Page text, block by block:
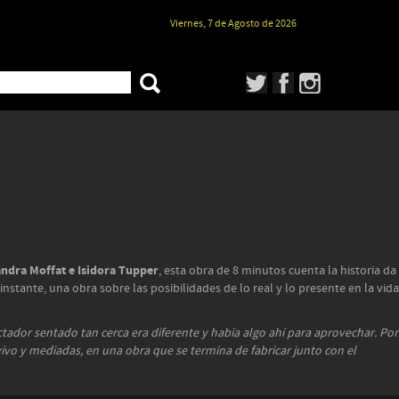
Viernes, 7 de Agosto de 2026
Moffat e Isidora Tupper, esta obra de 8 minutos cuenta la historia da
una obra sobre las posibilidades de lo real y lo presente en la vida
sentado tan cerca era diferente y había algo ahí para aprovechar. Por
y mediadas, en una obra que se termina de fabricar junto con el